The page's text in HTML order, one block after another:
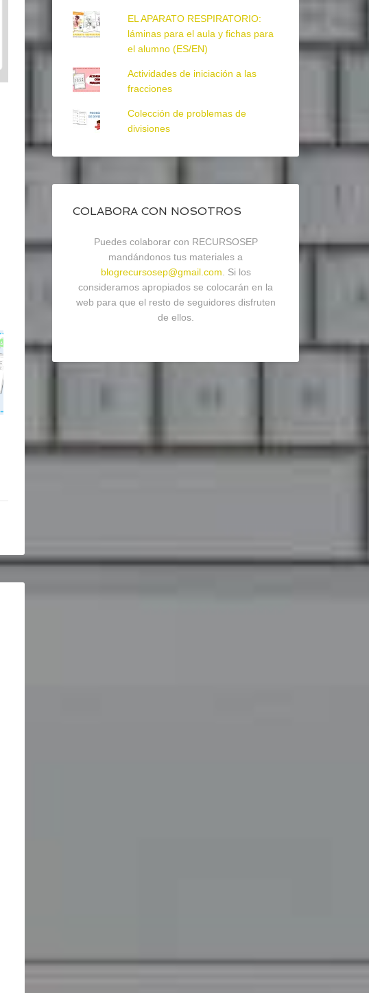
EL APARATO RESPIRATORIO:
láminas para el aula y fichas para
el alumno (ES/EN)
Actividades de iniciación a las
fracciones
Colección de problemas de
divisiones
COLABORA CON NOSOTROS
Puedes colaborar con RECURSOSEP
mandándonos tus materiales a
blogrecursosep@gmail.com . Si los
consideramos apropiados se colocarán en la
web para que el resto de seguidores disfruten
de ellos.